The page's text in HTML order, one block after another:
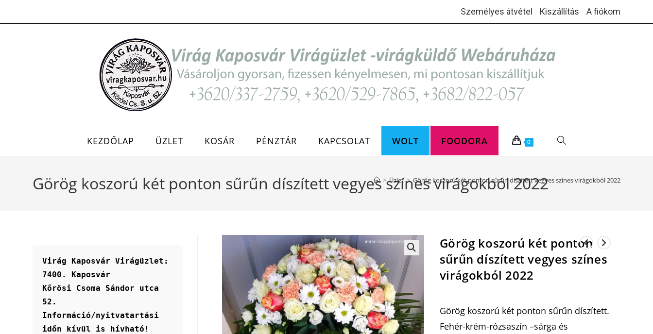
Személyes átvétel Kiszállítás A fiókom
KEZDŐLAP ÜZLET KOSÁR PÉNZTÁR KAPCSOLAT WOLT FOODORA 0 TOGGLE
Görög koszorú két ponton sűrűn díszített vegyes színes virágokból 2022
> Üzlet > Görög koszorú két ponton sűrűn díszített vegyes színes virágokból 2022
Görög koszorú két ponton
sűrűn díszített vegyes színes
virágokból 2022
Görög koszorú két ponton sűrűn díszített.
Fehér-krém-rózsaszín –sárga és
Virág Kaposvár Virágüzlet:
7400. Kaposvár
Kőrösi Csoma Sándor utca
52.
Információ/nyitvatartási
időn kívül is hívható!